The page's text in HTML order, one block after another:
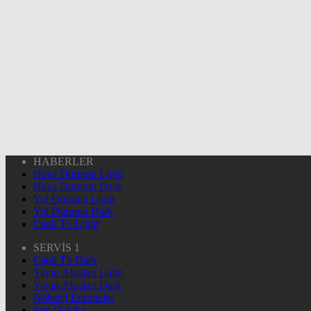
HABERLER
Hava Durumu Light
Hava Durumu Dark
Yol Durumu Light
Yol Durumu Dark
Canlı Tv Light
SERVİS 1
Canlı Tv Dark
Yayın Akışları Light
Yayın Akışları Dark
Nöbetçi Eczaneler